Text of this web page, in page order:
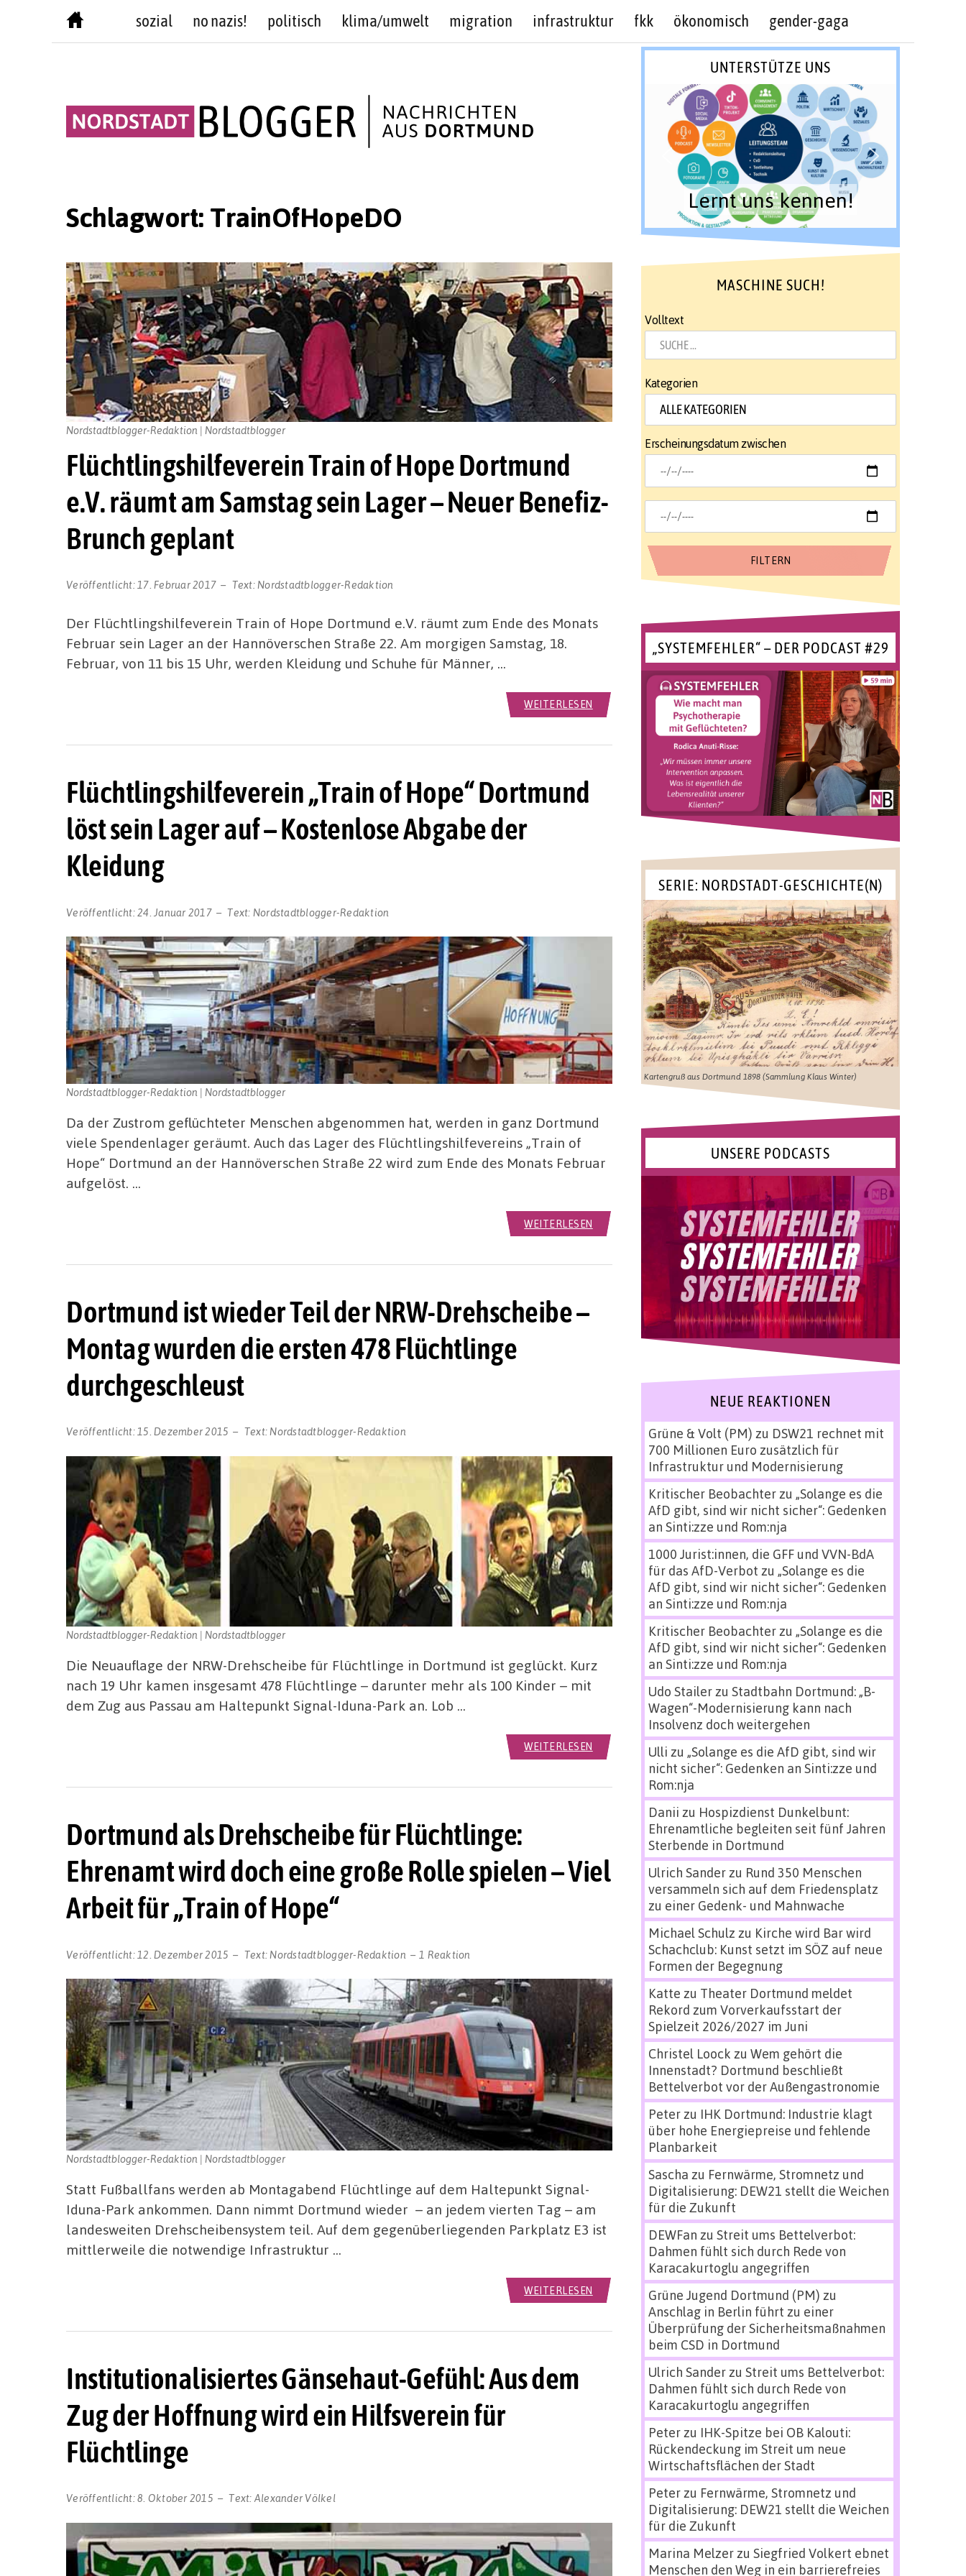
sozial no nazis! politisch klima/umwelt migration infrastruktur fkk ökonomisch gender-gaga
Schlagwort: TrainOfHopeDO
Flüchtlingshilfeverein Train of Hope Dortmund
e.V. räumt am Samstag sein Lager – Neuer Benefiz-
Brunch geplant
Veröffentlicht: 17. Februar 2017 Text: Nordstadtblogger-Redaktion
Nordstadtblogger-Redaktion | Nordstadtblogger
Der Flüchtlingshilfeverein Train of Hope Dortmund e.V. räumt zum Ende des Monats
Februar sein Lager an der Hannöverschen Straße 22. Am morgigen Samstag, 18.
Februar, von 11 bis 15 Uhr, werden Kleidung und Schuhe für Männer, …
WEITERLESEN
Flüchtlingshilfeverein „Train of Hope“ Dortmund
löst sein Lager auf – Kostenlose Abgabe der
Kleidung
Veröffentlicht:24. Januar 2017 Text: Nordstadtblogger-Redaktion
Nordstadtblogger-Redaktion | Nordstadtblogger
Da der Zustrom geflüchteter Menschen abgenommen hat, werden in ganz Dortmund
viele Spendenlager geräumt. Auch das Lager des Flüchtlingshilfevereins „Train of
Hope“ Dortmund an der Hannöverschen Straße 22 wird zum Ende des Monats Februar
aufgelöst. …
WEITERLESEN
Dortmund ist wieder Teil der NRW-Drehscheibe –
Montag wurden die ersten 478 Flüchtlinge
durchgeschleust
Veröffentlicht: 15. Dezember 2015 Text: Nordstadtblogger-Redaktion
Nordstadtblogger-Redaktion | Nordstadtblogger
Die Neuauflage der NRW-Drehscheibe für Flüchtlinge in Dortmund ist geglückt. Kurz
nach 19 Uhr kamen insgesamt 478 Flüchtlinge – darunter mehr als 100 Kinder – mit
dem Zug aus Passau am Haltepunkt Signal-Iduna-Park an. Lob …
WEITERLESEN
Dortmund als Drehscheibe für Flüchtlinge:
Ehrenamt wird doch eine große Rolle spielen – Viel
Arbeit für „Train of Hope“
Veröffentlicht: 12. Dezember 2015 Text: Nordstadtblogger-Redaktion 1 Reaktion
Nordstadtblogger-Redaktion | Nordstadtblogger
Statt Fußballfans werden ab Montagabend Flüchtlinge auf dem Haltepunkt Signal-
Iduna-Park ankommen. Dann nimmt Dortmund wieder – an jedem vierten Tag – am
landesweiten Drehscheibensystem teil. Auf dem gegenüberliegenden Parkplatz E3 ist
mittlerweile die notwendige Infrastruktur …
WEITERLESEN
Institutionalisiertes Gänsehaut-Gefühl: Aus dem
Zug der Hoffnung wird ein Hilfsverein für
Flüchtlinge
Veröffentlicht:8. Oktober 2015 Text: Alexander Völkel
UNTERSTÜTZE UNS
Lernt uns kennen!
MASCHINE SUCH!
Volltext
Kategorien
Erscheinungsdatum zwischen
„SYSTEMFEHLER“ – DER PODCAST #29
SERIE: NORDSTADT-GESCHICHTE(N)
Kartengruß aus Dortmund 1898 (Sammlung Klaus Winter)
UNSERE PODCASTS
NEUE REAKTIONEN
Grüne & Volt (PM) zu DSW21 rechnet mit
700 Millionen Euro zusätzlich für
Infrastruktur und Modernisierung
Kritischer Beobachterzu „Solange es die
AfD gibt, sind wir nicht sicher“: Gedenken
an Sinti:zze und Rom:nja
1000 Jurist:innen, die GFF und VVN-BdA
für das AfD-Verbot zu „Solange es die
AfD gibt, sind wir nicht sicher“: Gedenken
an Sinti:zze und Rom:nja
Kritischer Beobachterzu „Solange es die
AfD gibt, sind wir nicht sicher“: Gedenken
an Sinti:zze und Rom:nja
Udo Stailerzu Stadtbahn Dortmund: „B-
Wagen“-Modernisierung kann nach
Insolvenz doch weitergehen
Ulli zu „Solange es die AfD gibt, sind wir
nicht sicher“: Gedenken an Sinti:zze und
Rom:nja
Danii zu Hospizdienst Dunkelbunt:
Ehrenamtliche begleiten seit fünf Jahren
Sterbende in Dortmund
Ulrich Sanderzu Rund 350 Menschen
versammeln sich auf dem Friedensplatz
zu einer Gedenk- und Mahnwache
Michael Schulz zu Kirche wird Bar wird
Schachclub: Kunst setzt im SÖZ auf neue
Formen der Begegnung
Katte zu Theater Dortmund meldet
Rekord zum Vorverkaufsstart der
Spielzeit 2026/2027 im Juni
Christel Loock zu Wem gehört die
Innenstadt? Dortmund beschließt
Bettelverbot vor der Außengastronomie
Peterzu IHK Dortmund: Industrie klagt
über hohe Energiepreise und fehlende
Planbarkeit
Sascha zu Fernwärme, Stromnetz und
Digitalisierung: DEW21 stellt die Weichen
für die Zukunft
DEWFan zu Streit ums Bettelverbot:
Dahmen fühlt sich durch Rede von
Karacakurtoglu angegriffen
Grüne Jugend Dortmund (PM) zu
Anschlag in Berlin führt zu einer
Überprüfung der Sicherheitsmaßnahmen
beim CSD in Dortmund
Ulrich Sanderzu Streit ums Bettelverbot:
Dahmen fühlt sich durch Rede von
Karacakurtoglu angegriffen
Peterzu IHK-Spitze bei OB Kalouti:
Rückendeckung im Streit um neue
Wirtschaftsflächen der Stadt
Peterzu Fernwärme, Stromnetz und
Digitalisierung: DEW21 stellt die Weichen
für die Zukunft
Marina Melzerzu Siegfried Volkert ebnet
Menschen den Weg in ein barrierefreies